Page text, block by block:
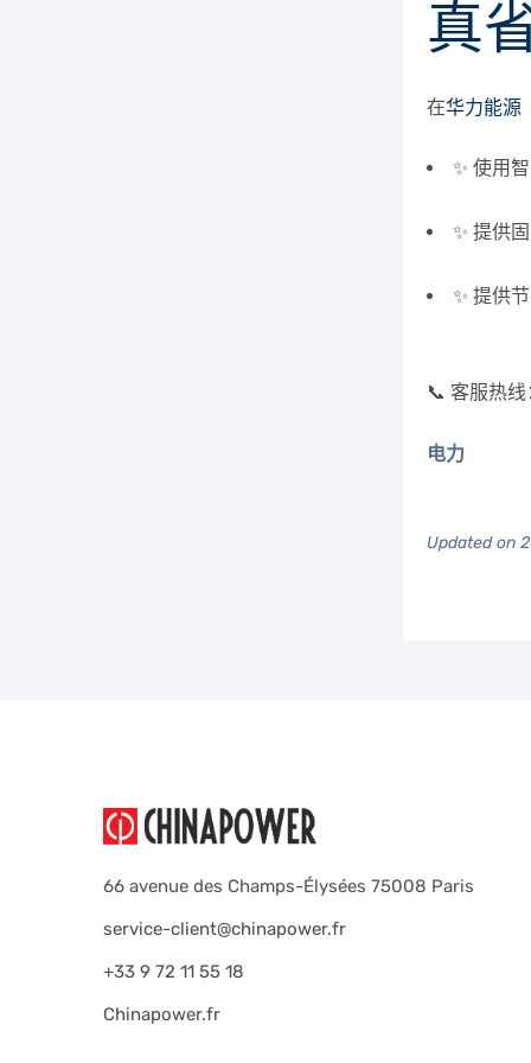
真
在华力能源
✨ 使用
✨ 提供
✨ 提供
📞 客服热
电力
Updated on
66 avenue des Champs-Élysées 75008 Paris
service-client@chinapower.fr
+33 9 72 11 55 18
Chinapower.fr